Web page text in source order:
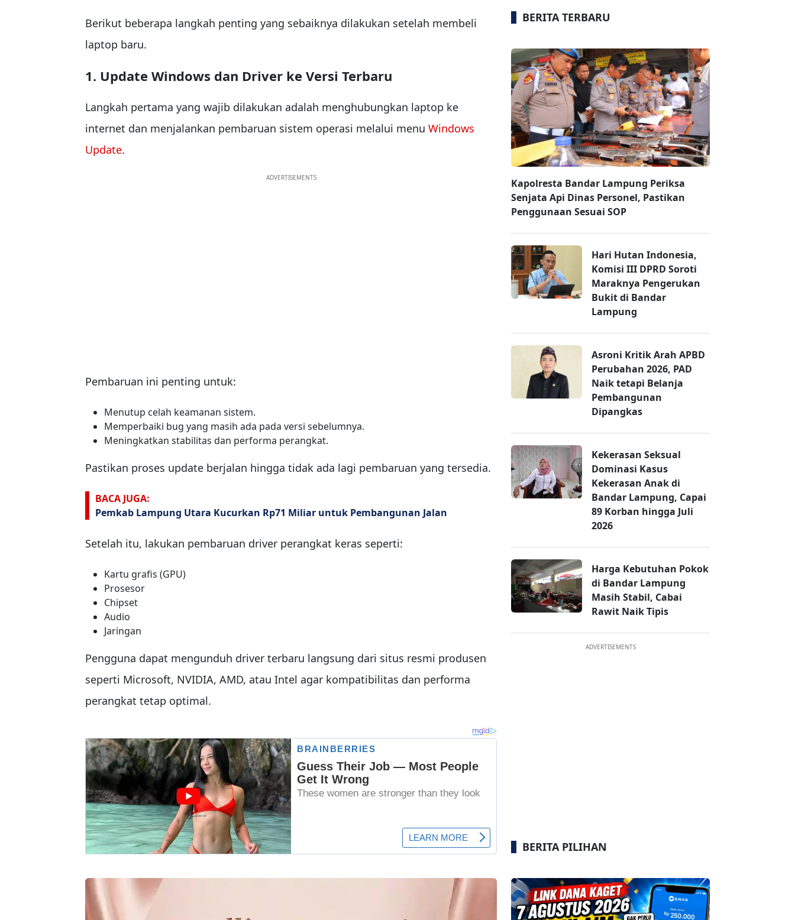
Berikut beberapa langkah penting yang sebaiknya dilakukan setelah membeli
laptop baru.
1. Update Windows dan Driver ke Versi Terbaru
Langkah pertama yang wajib dilakukan adalah menghubungkan laptop ke
internet dan menjalankan pembaruan sistem operasi melalui menu Windows
Update.
ADVERTISEMENTS
Pembaruan ini penting untuk:
Menutup celah keamanan sistem.
Memperbaiki bug yang masih ada pada versi sebelumnya.
Meningkatkan stabilitas dan performa perangkat.
Pastikan proses update berjalan hingga tidak ada lagi pembaruan yang tersedia.
BACA JUGA:
Pemkab Lampung Utara Kucurkan Rp71 Miliar untuk Pembangunan Jalan
Setelah itu, lakukan pembaruan driver perangkat keras seperti:
Kartu grafis (GPU)
Prosesor
Chipset
Audio
Jaringan
Pengguna dapat mengunduh driver terbaru langsung dari situs resmi produsen
seperti Microsoft, NVIDIA, AMD, atau Intel agar kompatibilitas dan performa
perangkat tetap optimal.
BERITA TERBARU
Kapolresta Bandar Lampung Periksa
Senjata Api Dinas Personel, Pastikan
Penggunaan Sesuai SOP
Hari Hutan Indonesia,
Komisi III DPRD Soroti
Maraknya Pengerukan
Bukit di Bandar
Lampung
Asroni Kritik Arah APBD
Perubahan 2026, PAD
Naik tetapi Belanja
Pembangunan
Dipangkas
Kekerasan Seksual
Dominasi Kasus
Kekerasan Anak di
Bandar Lampung, Capai
89 Korban hingga Juli
2026
Harga Kebutuhan Pokok
di Bandar Lampung
Masih Stabil, Cabai
Rawit Naik Tipis
ADVERTISEMENTS
BERITA PILIHAN